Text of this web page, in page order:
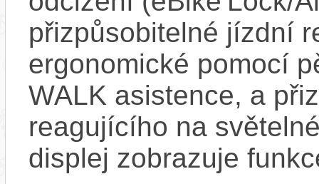
přizpůsobitelné jízdní
ergonomické pomocí
WALK asistence, a
reagujícího na
displej zobrazuje